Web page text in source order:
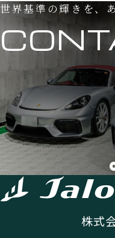
世界基準の輝きを、
株式